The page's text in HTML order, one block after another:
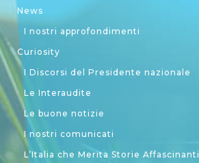
News
I nostri approfondimenti
Curiosity
I Discorsi del Presidente nazionale
Le Interaudite
Le buone notizie
I nostri comunicati
L’Italia che Merita Storie Affascinanti